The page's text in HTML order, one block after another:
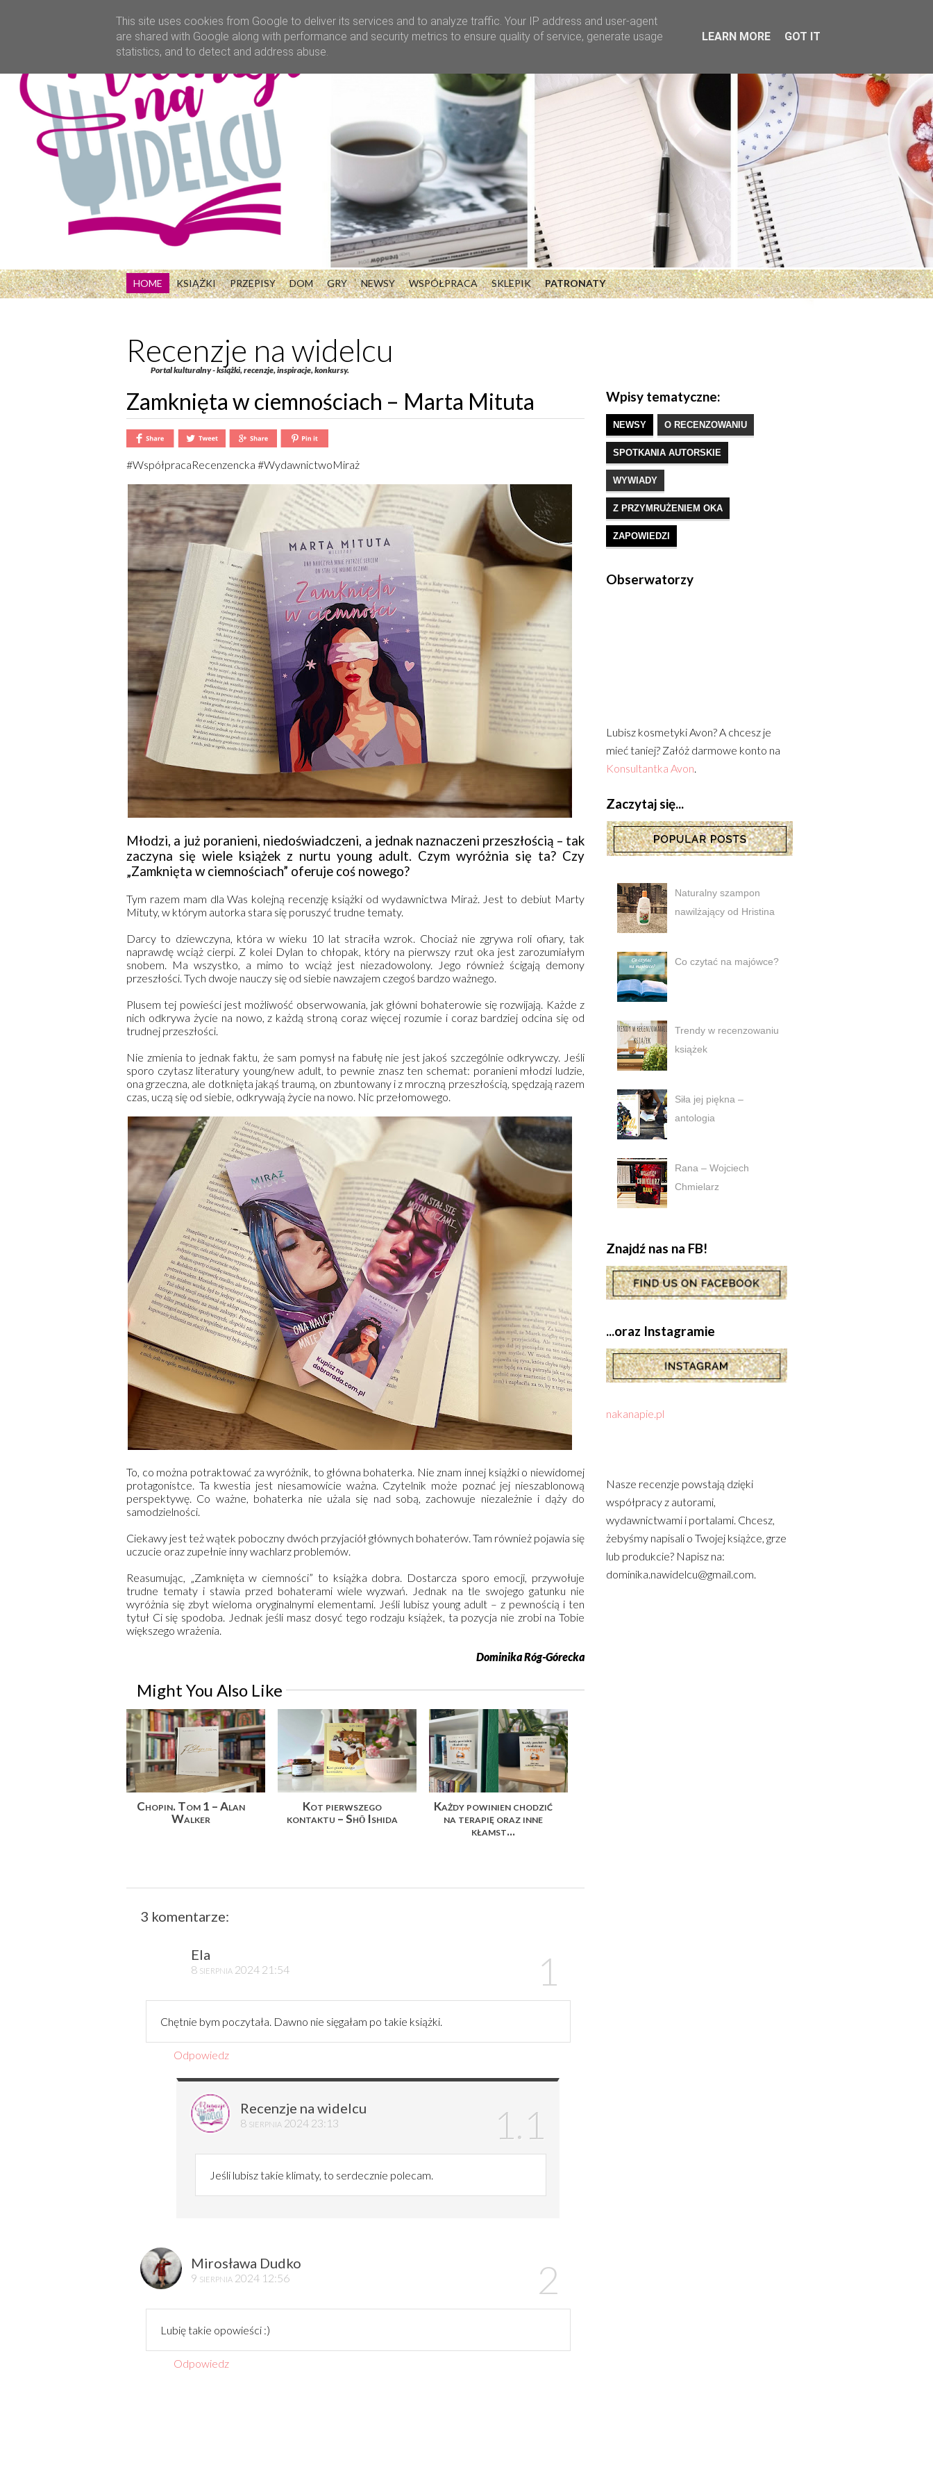
HOME KSIĄŻKI PRZEPISY DOM GRY NEWSY WSPÓŁPRACA SKLEPIK PATRONATY
Recenzje na widelcu
Portal kulturalny - książki, recenzje, inspiracje, konkursy.
Zamknięta w ciemnościach – Marta Mituta
#WspółpracaRecenzencka #WydawnictwoMiraż
Młodzi, a już poranieni, niedoświadczeni, a jednak naznaczeni przeszłością – tak
zaczyna się wiele książek z nurtu young adult. Czym wyróżnia się ta? Czy
„Zamknięta w ciemnościach” oferuje coś nowego?
Tym razem mam dla Was kolejną recenzję książki od wydawnictwa Miraż. Jest to debiut Marty
Mituty, w którym autorka stara się poruszyć trudne tematy.
Darcy to dziewczyna, która w wieku 10 lat straciła wzrok. Chociaż nie zgrywa roli ofiary, tak
naprawdę wciąż cierpi. Z kolei Dylan to chłopak, który na pierwszy rzut oka jest zarozumiałym
snobem. Ma wszystko, a mimo to wciąż jest niezadowolony. Jego również ścigają demony
przeszłości. Tych dwoje nauczy się od siebie nawzajem czegoś bardzo ważnego.
Plusem tej powieści jest możliwość obserwowania, jak główni bohaterowie się rozwijają. Każde z
nich odkrywa życie na nowo, z każdą stroną coraz więcej rozumie i coraz bardziej odcina się od
trudnej przeszłości.
Nie zmienia to jednak faktu, że sam pomysł na fabułę nie jest jakoś szczególnie odkrywczy. Jeśli
sporo czytasz literatury young/new adult, to pewnie znasz ten schemat: poranieni młodzi ludzie,
ona grzeczna, ale dotknięta jakąś traumą, on zbuntowany i z mroczną przeszłością, spędzają razem
czas, uczą się od siebie, odkrywają życie na nowo. Nic przełomowego.
To, co można potraktować za wyróżnik, to główna bohaterka. Nie znam innej książki o niewidomej
protagonistce. Ta kwestia jest niesamowicie ważna. Czytelnik może poznać jej nieszablonową
perspektywę. Co ważne, bohaterka nie użala się nad sobą, zachowuje niezależnie i dąży do
samodzielności.
Ciekawy jest też wątek poboczny dwóch przyjaciół głównych bohaterów. Tam również pojawia się
uczucie oraz zupełnie inny wachlarz problemów.
Reasumując, „Zamknięta w ciemności” to książka dobra. Dostarcza sporo emocji, przywołuje
trudne tematy i stawia przed bohaterami wiele wyzwań. Jednak na tle swojego gatunku nie
wyróżnia się zbyt wieloma oryginalnymi elementami. Jeśli lubisz young adult – z pewnością i ten
tytuł Ci się spodoba. Jednak jeśli masz dosyć tego rodzaju książek, ta pozycja nie zrobi na Tobie
większego wrażenia.
Dominika Róg-Górecka
Might You Also Like
Chopin. Tom 1 – Alan
Walker
Kot pierwszego
kontaktu – Shō Ishida
Każdy powinien chodzić
na terapię oraz inne
kłamst...
3 komentarze:
Ela
8 sierpnia 2024 21:54
Chętnie bym poczytała. Dawno nie sięgałam po takie książki.
Odpowiedz
Recenzje na widelcu
8 sierpnia 2024 23:13
Jeśli lubisz takie klimaty, to serdecznie polecam.
Mirosława Dudko
9 sierpnia 2024 12:56
Lubię takie opowieści :)
Odpowiedz
Wpisy tematyczne:
NEWSY O RECENZOWANIU
SPOTKANIA AUTORSKIE
WYWIADY
Z PRZYMRUŻENIEM OKA
ZAPOWIEDZI
Obserwatorzy
Lubisz kosmetyki Avon? A chcesz je
mieć taniej? Załóż darmowe konto na
Konsultantka Avon.
Zaczytaj się...
Naturalny szampon
nawilżający od Hristina
Co czytać na majówce?
Trendy w recenzowaniu
książek
Siła jej piękna –
antologia
Rana – Wojciech
Chmielarz
Znajdź nas na FB!
...oraz Instagramie
nakanapie.pl
Nasze recenzje powstają dzięki
współpracy z autorami,
wydawnictwami i portalami. Chcesz,
żebyśmy napisali o Twojej książce, grze
lub produkcie? Napisz na:
dominika.nawidelcu@gmail.com.
This site uses cookies from Google to deliver its services and to analyze traffic. Your IP address and user-agent
are shared with Google along with performance and security metrics to ensure quality of service, generate usage
statistics, and to detect and address abuse.
LEARN MORE GOT IT